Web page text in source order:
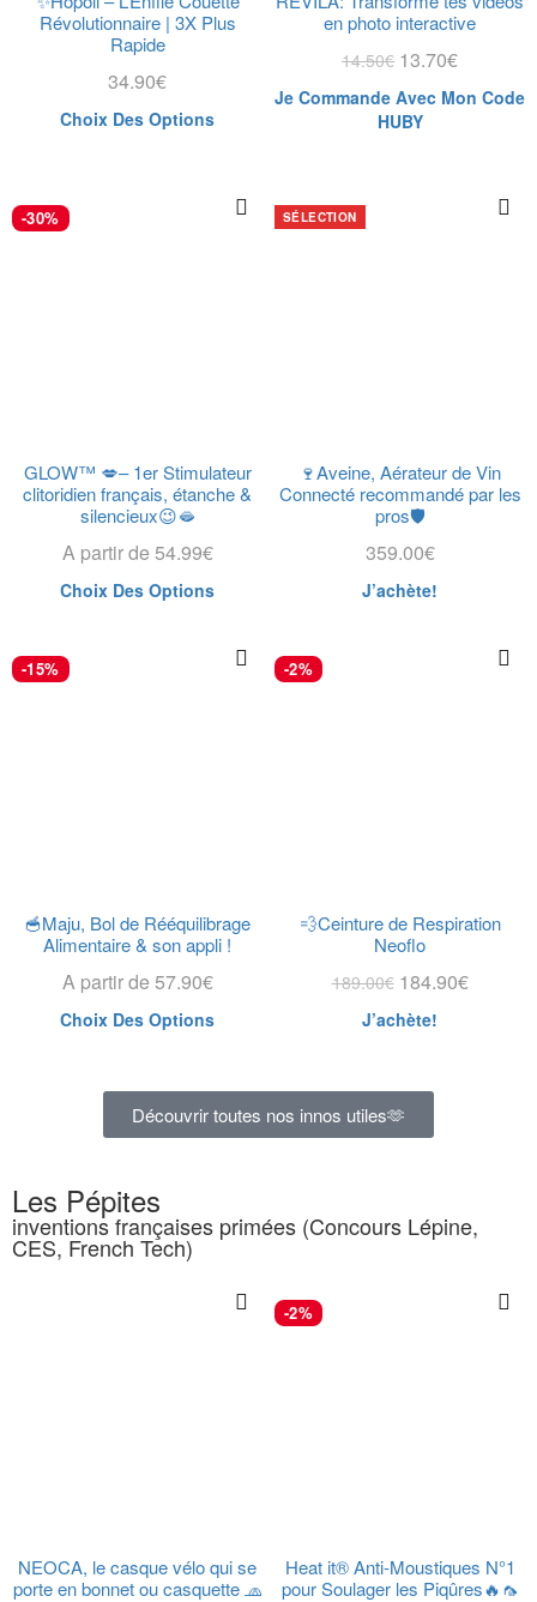
Révolutionnaire | 3X Plus
Rapide
34.90€
Choix Des Options
en photo interactive
14.50€ 13.70€
Je Commande Avec Mon Code
HUBY
-30%
GLOW™ 💋– 1er Stimulateur
clitoridien français, étanche &
silencieux😉🫦
A partir de 54.99€
Choix Des Options
SÉLECTION
🍷Aveine, Aérateur de Vin
Connecté recommandé par les
pros🛡️
359.00€
J’achète!
-15%
🥣Maju, Bol de Rééquilibrage
Alimentaire & son appli !
A partir de 57.90€
Choix Des Options
-2%
💨Ceinture de Respiration
Neoflo
189.00€ 184.90€
J’achète!
Découvrir toutes nos innos utiles🫶
Les Pépites
inventions françaises primées (Concours Lépine,
CES, French Tech)
NEOCA, le casque vélo qui se
porte en bonnet ou casquette 🧢
-2%
Heat it® Anti-Moustiques N°1
pour Soulager les Piqûres🔥🦟